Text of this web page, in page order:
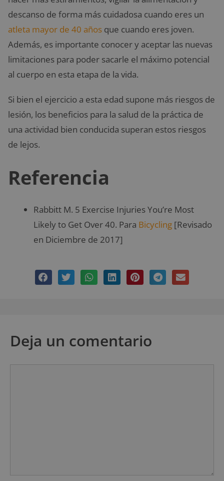
descanso de forma más cuidadosa cuando eres un
atleta mayor de 40 años que cuando eres joven.
Además, es importante conocer y aceptar las nuevas
limitaciones para poder sacarle el máximo potencial
al cuerpo en esta etapa de la vida.
Si bien el ejercicio a esta edad supone más riesgos de
lesión, los beneficios para la salud de la práctica de
una actividad bien conducida superan estos riesgos
de lejos.
Referencia
Rabbitt M. 5 Exercise Injuries You’re Most
Likely to Get Over 40. Para Bicycling [Revisado
en Diciembre de 2017]
Deja un comentario